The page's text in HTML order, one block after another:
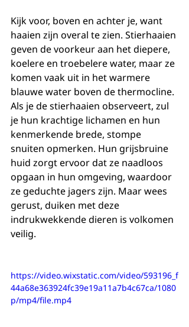
Kijk voor, boven en achter je, want
haaien zijn overal te zien. Stierhaaien
geven de voorkeur aan het diepere,
koelere en troebelere water, maar ze
komen vaak uit in het warmere
blauwe water boven de thermocline.
Als je de stierhaaien observeert, zul
je hun krachtige lichamen en hun
kenmerkende brede, stompe
snuiten opmerken. Hun grijsbruine
huid zorgt ervoor dat ze naadloos
opgaan in hun omgeving, waardoor
ze geduchte jagers zijn. Maar wees
gerust, duiken met deze
indrukwekkende dieren is volkomen
veilig.
https://video.wixstatic.com/video/593196_f
44a68e363924fc39e19a11a7b4c67ca/1080
p/mp4/file.mp4